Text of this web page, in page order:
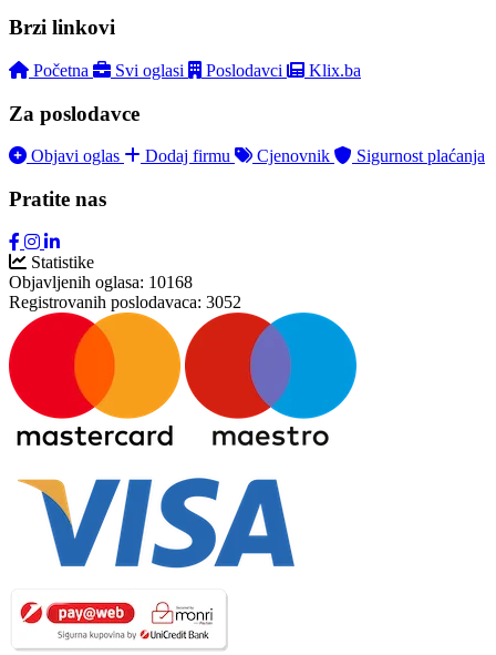
Brzi linkovi
Početna Svi oglasi Poslodavci Klix.ba
Za poslodavce
Objavi oglas Dodaj firmu Cjenovnik Sigurnost plaćanja
Pratite nas
Statistike
Objavljenih oglasa: 10168
Registrovanih poslodavaca: 3052